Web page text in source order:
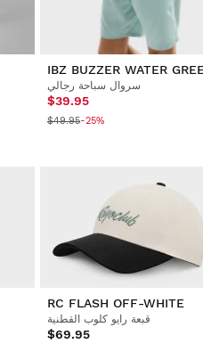
IBZ BUZZER WATER
سروال سباحة رجالي
$39.95
$49.95-25%
RC FLASH OFF-WHITE
قبعة رايو كلوب القطنية
$69.95